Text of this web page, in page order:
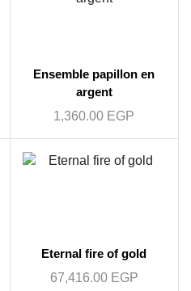
Ensemble papillon en
argent
1,360.00 EGP
Eternal fire of gold
67,416.00 EGP